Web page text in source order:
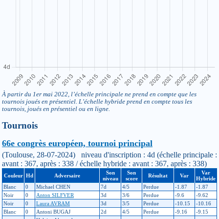
À partir du 1er mai 2022, l’échelle principale ne prend en compte que les
tournois joués en présentiel. L’échelle hybride prend en compte tous les
tournois, joués en présentiel ou en ligne.
Tournois
66e congrès européen, tournoi principal
(Toulouse, 28-07-2024) niveau d'inscription : 4d (échelle principale :
avant : 367, après : 338 / échelle hybride : avant : 367, après : 338)
Couleur Hd Adversaire
Son
niveau
Son
score
Résultat Var
Var
Hybride
Blanc
0 Michael CHEN 7d 4/5 Perdue -1.87
-1.87
Noir
0 Anton SILFVER 3d 3/6 Perdue -9.6
-9.62
Noir
0 Laura AVRAM 3d 3/5 Perdue -10.15
-10.16
Blanc
0 Antoni BUGAJ 2d 4/5 Perdue -9.16
-9.15